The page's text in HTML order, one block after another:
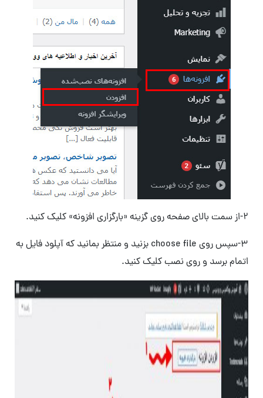
۲-از سمت بالای صفحه روی گزینه «بارگزاری افزونه» کلیک کنید.
3-سپس روی choose file بزنید و منتظر بمانید که آپلود فایل به
اتمام برسد و روی نصب کلیک کنید.